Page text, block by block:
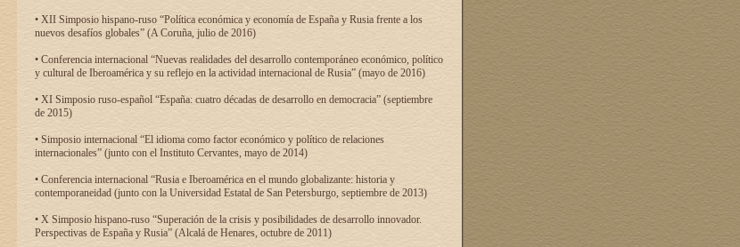
• XII Simposio hispano-ruso “Política económica y economía de España y Rusia frente a los
nuevos desafíos globales” (A Coruña, julio de 2016)
• Conferencia internacional “Nuevas realidades del desarrollo contemporáneo económico, político
y cultural de Iberoamérica y su reflejo en la actividad internacional de Rusia” (mayo de 2016)
• XI Simposio ruso-español “España: cuatro décadas de desarrollo en democracia” (septiembre
de 2015)
• Simposio internacional “El idioma como factor económico y político de relaciones
internacionales” (junto con el Instituto Cervantes, mayo de 2014)
• Conferencia internacional “Rusia e Iberoamérica en el mundo globalizante: historia y
contemporaneidad (junto con la Universidad Estatal de San Petersburgo, septiembre de 2013)
• X Simposio hispano-ruso “Superación de la crisis y posibilidades de desarrollo innovador.
Perspectivas de España y Rusia” (Alcalá de Henares, octubre de 2011)